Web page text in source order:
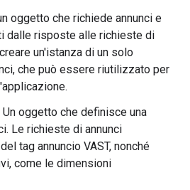
oggetto che richiede annunci e
dalle risposte alle richieste di
un'istanza di un solo
che può essere riutilizzato per
Un oggetto che definisce una
Le richieste di annunci
tag annuncio VAST, nonché
come le dimensioni